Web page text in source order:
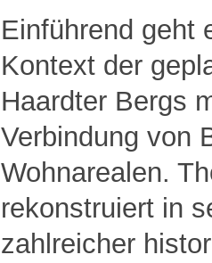
Einführend geht
Kontext der
Haardter Bergs
Verbindung von
Wohnarealen.
rekonstruiert in
zahlreicher